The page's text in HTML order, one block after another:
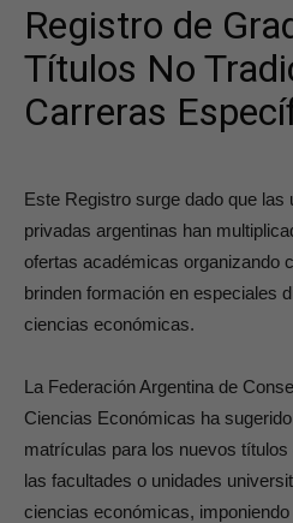
Registro de
Títulos No
Carreras
Este Registro surge dado que
privadas argentinas han
ofertas académicas organizando
brinden formación en especiales
ciencias económicas.
La Federación Argentina de
Ciencias Económicas ha
matrículas para los nuevos
las facultades o unidades
ciencias económicas,